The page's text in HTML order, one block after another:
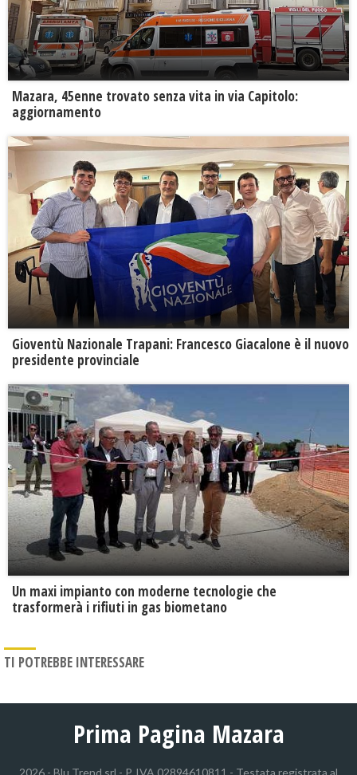
Mazara, 45enne trovato senza vita in via Capitolo:
aggiornamento
Gioventù Nazionale Trapani: Francesco Giacalone è il nuovo
presidente provinciale
Un maxi impianto con moderne tecnologie che
trasformerà i rifiuti in gas biometano
TI POTREBBE INTERESSARE
Prima Pagina Mazara